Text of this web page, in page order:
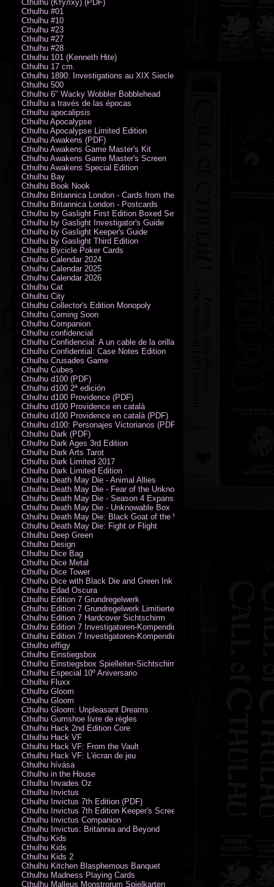
Cthulhu (Ктулху) (PDF)
Cthulhu #01
Cthulhu #10
Cthulhu #23
Cthulhu #27
Cthulhu #28
Cthulhu 101 (Kenneth Hite)
Cthulhu 17 cm.
Cthulhu 1890: Investigations au XIX Siecle
Cthulhu 500
Cthulhu 6" Wacky Wobbler Bobblehead
Cthulhu a través de las épocas
Cthulhu apocalipsis
Cthulhu Apocalypse
Cthulhu Apocalypse Limited Edition
Cthulhu Awakens (PDF)
Cthulhu Awakens Game Master's Kit
Cthulhu Awakens Game Master's Screen
Cthulhu Awakens Special Edition
Cthulhu Bay
Cthulhu Book Nook
Cthulhu Britannica London - Cards from the Smoke
Cthulhu Britannica London - Postcards
Cthulhu by Gaslight First Edition Boxed Set
Cthulhu by Gaslight Investigator's Guide
Cthulhu by Gaslight Keeper's Guide
Cthulhu by Gaslight Third Edition
Cthulhu Bycicle Poker Cards
Cthulhu Calendar 2024
Cthulhu Calendar 2025
Cthulhu Calendar 2026
Cthulhu Cat
Cthulhu City
Cthulhu Collector's Edition Monopoly
Cthulhu Coming Soon
Cthulhu Companion
Cthulhu confidencial
Cthulhu Confidencial: A un cable de la orilla (PDF)
Cthulhu Confidential: Case Notes Edition
Cthulhu Crusades Game
Cthulhu Cubes
Cthulhu d100 (PDF)
Cthulhu d100 2ª edición
Cthulhu d100 Providence (PDF)
Cthulhu d100 Providence en català
Cthulhu d100 Providence en català (PDF)
Cthulhu d100: Personajes Victorianos (PDF)
Cthulhu Dark (PDF)
Cthulhu Dark Ages 3rd Edition
Cthulhu Dark Arts Tarot
Cthulhu Dark Limited 2017
Cthulhu Dark Limited Edition
Cthulhu Death May Die - Animal Allies
Cthulhu Death May Die - Fear of the Unknown
Cthulhu Death May Die - Season 4 Expansion
Cthulhu Death May Die - Unknowable Box
Cthulhu Death May Die: Black Goat of the Woods
Cthulhu Death May Die: Fight or Flight
Cthulhu Deep Green
Cthulhu Design
Cthulhu Dice Bag
Cthulhu Dice Metal
Cthulhu Dice Tower
Cthulhu Dice with Black Die and Green Ink
Cthulhu Edad Oscura
Cthulhu Edition 7 Grundregelwerk
Cthulhu Edition 7 Grundregelwerk Limitierte Edition
Cthulhu Edition 7 Hardcover Sichtschirm
Cthulhu Edition 7 Investigatoren-Kompendium
Cthulhu Edition 7 Investigatoren-Kompendium Limitierte Edition
Cthulhu effigy
Cthulhu Einstiegsbox
Cthulhu Einstiegsbox Spielleiter-Sichtschirm
Cthulhu Especial 10º Aniversario
Cthulhu Fluxx
Cthulhu Gloom
Cthulhu Gloom
Cthulhu Gloom: Unpleasant Dreams
Cthulhu Gumshoe livre de règles
Cthulhu Hack 2nd Edition Core
Cthulhu Hack VF
Cthulhu Hack VF: From the Vault
Cthulhu Hack VF: L'écran de jeu
Cthulhu hívása
Cthulhu in the House
Cthulhu Invades Oz
Cthulhu Invictus
Cthulhu Invictus 7th Edition (PDF)
Cthulhu Invictus 7th Edition Keeper's Screen
Cthulhu Invictus Companion
Cthulhu Invictus: Britannia and Beyond
Cthulhu Kids
Cthulhu Kids
Cthulhu Kids 2
Cthulhu Kitchen Blasphemous Banquet
Cthulhu Madness Playing Cards
Cthulhu Malleus Monstrorum Spielkarten